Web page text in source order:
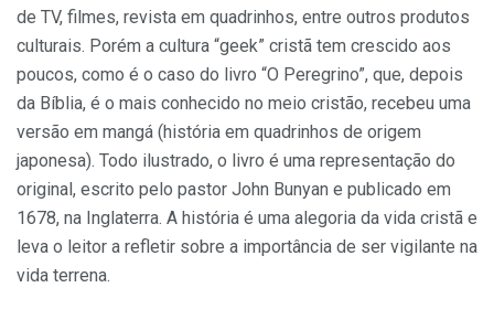
de TV, filmes, revista em quadrinhos, entre outros produtos
culturais. Porém a cultura “geek” cristã tem crescido aos
poucos, como é o caso do livro “O Peregrino”, que, depois
da Bíblia, é o mais conhecido no meio cristão, recebeu uma
versão em mangá (história em quadrinhos de origem
japonesa). Todo ilustrado, o livro é uma representação do
original, escrito pelo pastor John Bunyan e publicado em
1678, na Inglaterra. A história é uma alegoria da vida cristã e
leva o leitor a refletir sobre a importância de ser vigilante na
vida terrena.